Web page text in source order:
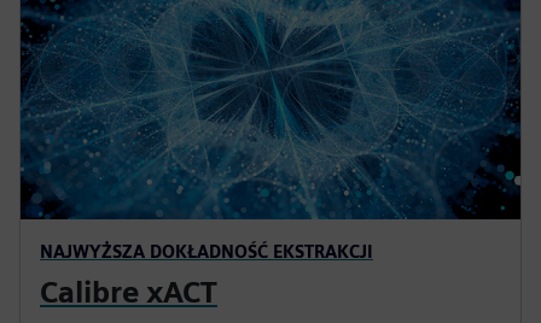
NAJWYŻSZA DOKŁADNOŚĆ EKSTRAKCJI
Calibre xACT